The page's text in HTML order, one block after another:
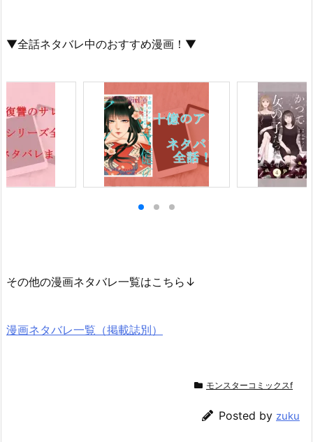
▼全話ネタバレ中のおすすめ漫画！▼
その他の漫画ネタバレ一覧はこちら↓
漫画ネタバレ一覧（掲載誌別）
モンスターコミックスf
Posted by zuku